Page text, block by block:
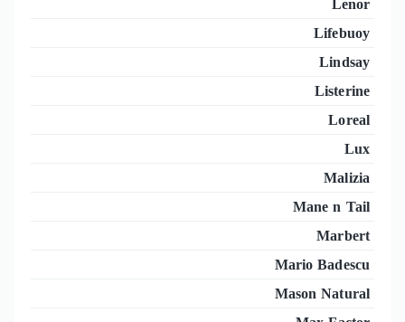
Lifebuoy
Lindsay
Listerine
Loreal
Lux
Malizia
Mane n Tail
Marbert
Mario Badescu
Mason Natural